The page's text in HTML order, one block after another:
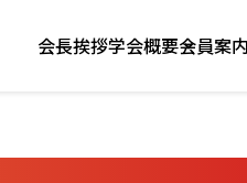
会長挨拶学会概要会員案内